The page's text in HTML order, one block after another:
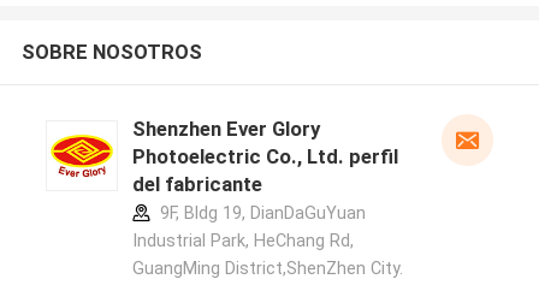
SOBRE NOSOTROS
Shenzhen Ever Glory
Photoelectric Co., Ltd. perfil
del fabricante
9F, Bldg 19, DianDaGuYuan
Industrial Park, HeChang Rd,
GuangMing District,ShenZhen City.